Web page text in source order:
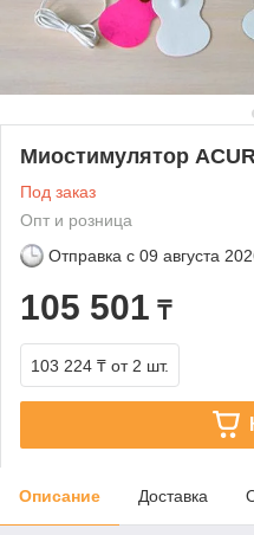
Миостимулятор
Под заказ
Опт и розница
Отправка с 09 августа
105 501 ₸
103 224 ₸ от 2 шт.
Описание Доставка